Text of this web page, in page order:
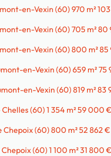
en-Vexin (60) 970 m²
en-Vexin (60) 705 m²
en-Vexin (60) 800 m²
en-Vexin (60) 659 m²
en-Vexin (60) 819 m² 83
(60) 1 354 m² 59 000
(60) 800 m² 52 862 €
(60) 1 100 m² 31 800